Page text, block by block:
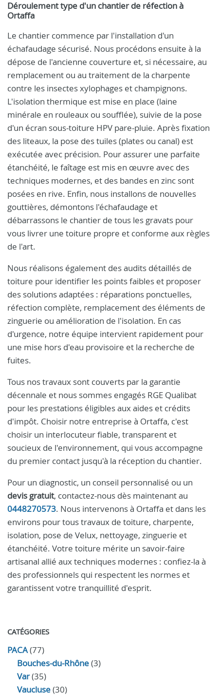
Déroulement type d'un chantier de réfection à
Ortaffa
Le chantier commence par l'installation d'un
échafaudage sécurisé. Nous procédons ensuite à la
dépose de l'ancienne couverture et, si nécessaire, au
remplacement ou au traitement de la charpente
contre les insectes xylophages et champignons.
L'isolation thermique est mise en place (laine
minérale en rouleaux ou soufflée), suivie de la pose
d'un écran sous-toiture HPV pare-pluie. Après fixation
des liteaux, la pose des tuiles (plates ou canal) est
exécutée avec précision. Pour assurer une parfaite
étanchéité, le faîtage est mis en œuvre avec des
techniques modernes, et des bandes en zinc sont
posées en rive. Enfin, nous installons de nouvelles
gouttières, démontons l'échafaudage et
débarrassons le chantier de tous les gravats pour
vous livrer une toiture propre et conforme aux règles
de l'art.
Nous réalisons également des audits détaillés de
toiture pour identifier les points faibles et proposer
des solutions adaptées : réparations ponctuelles,
réfection complète, remplacement des éléments de
zinguerie ou amélioration de l'isolation. En cas
d'urgence, notre équipe intervient rapidement pour
une mise hors d'eau provisoire et la recherche de
fuites.
Tous nos travaux sont couverts par la garantie
décennale et nous sommes engagés RGE Qualibat
pour les prestations éligibles aux aides et crédits
d'impôt. Choisir notre entreprise à Ortaffa, c'est
choisir un interlocuteur fiable, transparent et
soucieux de l'environnement, qui vous accompagne
du premier contact jusqu'à la réception du chantier.
Pour un diagnostic, un conseil personnalisé ou un
devis gratuit, contactez-nous dès maintenant au
0448270573. Nous intervenons à Ortaffa et dans les
environs pour tous travaux de toiture, charpente,
isolation, pose de Velux, nettoyage, zinguerie et
étanchéité. Votre toiture mérite un savoir-faire
artisanal allié aux techniques modernes : confiez-la à
des professionnels qui respectent les normes et
garantissent votre tranquillité d'esprit.
CATÉGORIES
PACA(77)
Bouches-du-Rhône(3)
Var(35)
Vaucluse(30)